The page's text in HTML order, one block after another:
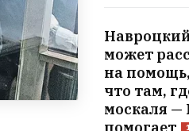
может
на
что там,
москаля
помогает